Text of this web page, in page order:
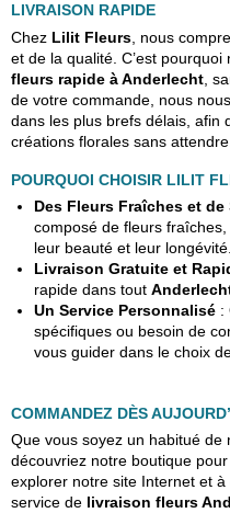
LIVRAISON RAPIDE
Chez Lilit Fleurs , nous
et de la qualité. C’est
fleurs rapide à Anderlecht ,
de votre commande, nous
dans les plus brefs délais, afin
créations florales sans attendre.
POURQUOI CHOISIR LILIT
Des Fleurs Fraîches et de
composé de fleurs
leur beauté et leur longévité.
Livraison Gratuite et
rapide dans tout
Un Service Personnalisé :
spécifiques ou besoin de
vous guider dans le choix
COMMANDEZ DÈS
Que vous soyez un habitué de
découvriez notre boutique
explorer notre site Internet et
service de livraison fleurs